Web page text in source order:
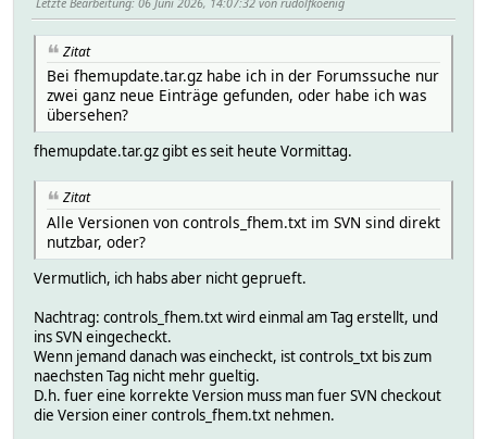
Zitat
Bei fhemupdate.tar.gz habe ich in der Forumssuche nur
zwei ganz neue Einträge gefunden, oder habe ich was
übersehen?
fhemupdate.tar.gz gibt es seit heute Vormittag.
Zitat
Alle Versionen von controls_fhem.txt im SVN sind direkt
nutzbar, oder?
Vermutlich, ich habs aber nicht geprueft.
Nachtrag: controls_fhem.txt wird einmal am Tag erstellt, und
ins SVN eingecheckt.
Wenn jemand danach was eincheckt, ist controls_txt bis zum
naechsten Tag nicht mehr gueltig.
D.h. fuer eine korrekte Version muss man fuer SVN checkout
die Version einer controls_fhem.txt nehmen.